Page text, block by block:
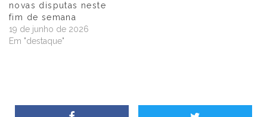
novas disputas neste
fim de semana
19 de junho de 2026
Em "destaque"